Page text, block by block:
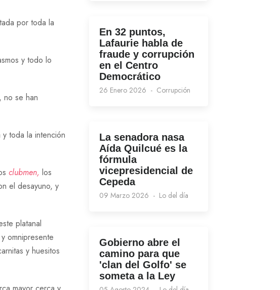
por toda la
y todo lo
no se han
toda la intención
clubmen, los
el desayuno, y
platanal
omnipresente
y huesitos
En 32 puntos,
Lafaurie habla de
fraude y corrupción
en el Centro
Democrático
26 Enero 2026 Corrupción
La senadora nasa
Aída Quilcué es la
fórmula
vicepresidencial de
Cepeda
09 Marzo 2026 Lo del día
Gobierno abre el
camino para que
'clan del Golfo' se
someta a la Ley